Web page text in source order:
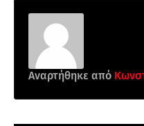
Αναρτήθηκε από